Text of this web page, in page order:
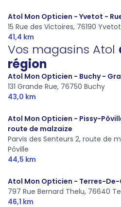
Atol Mon Opticien - Yvetot -
15 Rue des Victoires, 76190 Yvetot
41,4 km
Vos magasins Atol
région
Atol Mon Opticien - Buchy -
131 Grande Rue, 76750 Buchy
43,0 km
Atol Mon Opticien - Pissy-
route de malzaize
Parvis des Senteurs 2, route de
Pôville
44,5 km
Atol Mon Opticien - Terres-De-
797 Rue Bernard Thelu, 76640
46,1 km